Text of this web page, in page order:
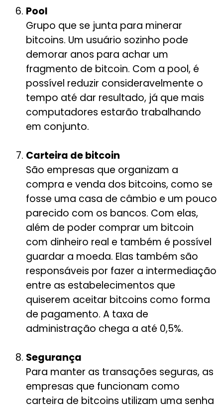
Pool
Grupo que se junta para minerar
bitcoins. Um usuário sozinho pode
demorar anos para achar um
fragmento de bitcoin. Com a pool, é
possível reduzir consideravelmente o
tempo até dar resultado, já que mais
computadores estarão trabalhando
em conjunto.
Carteira de bitcoin
São empresas que organizam a
compra e venda dos bitcoins, como se
fosse uma casa de câmbio e um pouco
parecido com os bancos. Com elas,
além de poder comprar um bitcoin
com dinheiro real e também é possível
guardar a moeda. Elas também são
responsáveis por fazer a intermediação
entre as estabelecimentos que
quiserem aceitar bitcoins como forma
de pagamento. A taxa de
administração chega a até 0,5%.
Segurança
Para manter as transações seguras, as
empresas que funcionam como
carteira de bitcoins utilizam uma senha